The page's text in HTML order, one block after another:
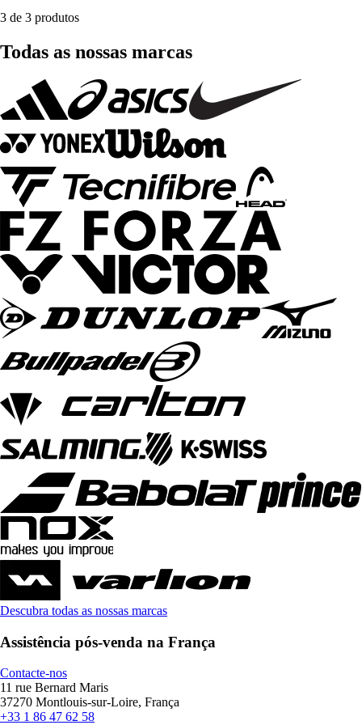
3 de 3 produtos
Todas as nossas marcas
Descubra todas as nossas marcas
Assistência pós-venda na França
Contacte-nos
11 rue Bernard Maris
37270 Montlouis-sur-Loire, França
+33 1 86 47 62 58